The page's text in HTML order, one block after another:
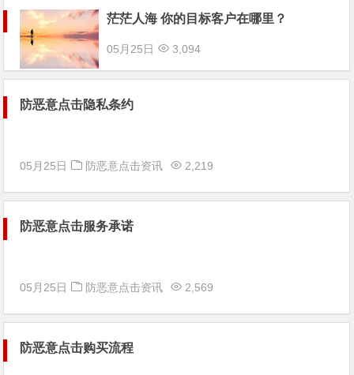
茫茫人海 你的目标客户在哪里？
05月25日 3,094
防恶意点击隐私条约
05月25日 防恶意点击资讯 2,219
防恶意点击服务承诺
05月25日 防恶意点击资讯 2,569
防恶意点击购买流程